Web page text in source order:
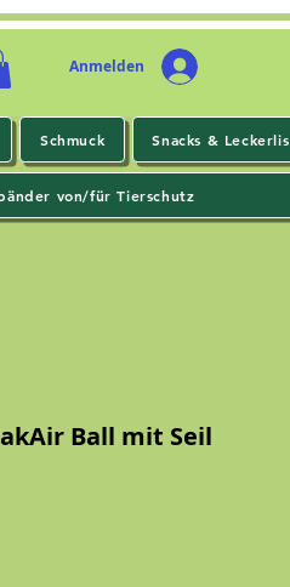
Anmelden
Schmuck Snacks & Leckerlis
von/für Tierschutz
Ball mit Seil